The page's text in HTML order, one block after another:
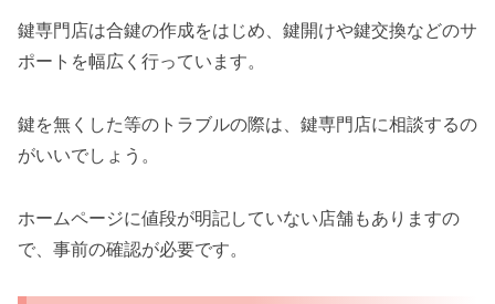
鍵専門店は合鍵の作成をはじめ、鍵開けや鍵交換などのサ
ポートを幅広く行っています。
鍵を無くした等のトラブルの際は、鍵専門店に相談するの
がいいでしょう。
ホームページに値段が明記していない店舗もありますの
で、事前の確認が必要です。